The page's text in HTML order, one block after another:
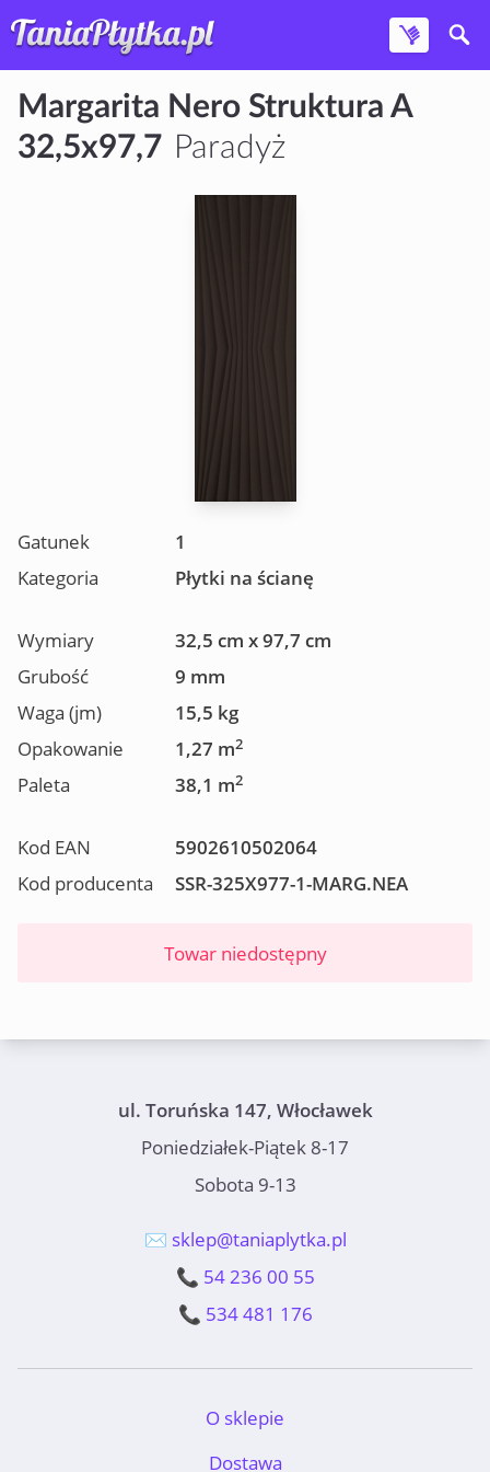
Margarita Nero Struktura A
32,5x97,7 Paradyż
Gatunek
1
Kategoria
Płytki na ścianę
Wymiary
32,5 cm x 97,7 cm
Grubość
9 mm
Waga (jm)
15,5 kg
Opakowanie
1,27 m2
Paleta 38,1 m2
Kod EAN
5902610502064
Kod producenta
SSR-325X977-1-MARG.NEA
Towar niedostępny
ul. Toruńska 147, Włocławek
Poniedziałek-Piątek 8-17
Sobota 9-13
✉️ sklep@taniaplytka.pl
📞 54 236 00 55
📞 534 481 176
O sklepie
Dostawa